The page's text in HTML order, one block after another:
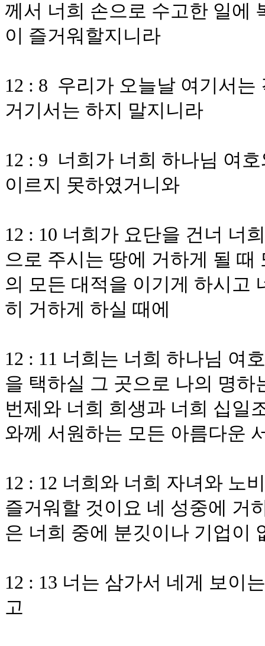
께서 너희 손으로 수고한 일에
이 즐거워할지니라
12 : 8 우리가 오늘날 여기서
거기서는 하지 말지니라
12 : 9 너희가 너희 하나님 여
이르지 못하였거니와
12 : 10 너희가 요단을 건너 너
으로 주시는 땅에 거하게 될
의 모든 대적을 이기게 하시고
히 거하게 하실 때에
12 : 11 너희는 너희 하나님 여
을 택하실 그 곳으로 나의 명
번제와 너희 희생과 너희 십일
와께 서원하는 모든 아름다운
12 : 12 너희와 너희 자녀와 노
즐거워할 것이요 네 성중에 거
은 너희 중에 분깃이나 기업이
12 : 13 너는 삼가서 네게 보이
고